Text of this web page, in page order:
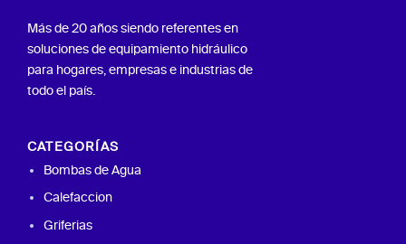
Más de 20 años siendo referentes en
soluciones de equipamiento hidráulico
para hogares, empresas e industrias de
todo el país.
CATEGORÍAS
Bombas de Agua
Calefaccion
Griferias